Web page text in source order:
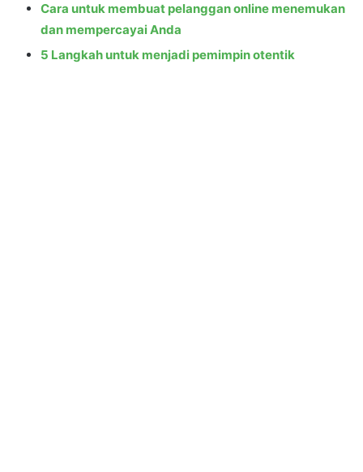
Cara untuk membuat pelanggan online menemukan
dan mempercayai Anda
5 Langkah untuk menjadi pemimpin otentik